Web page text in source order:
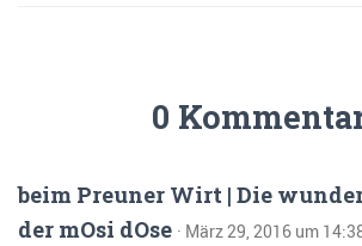
0
beim Preuner Wirt | Die
der mOsi dOse · März 29, 2016 um